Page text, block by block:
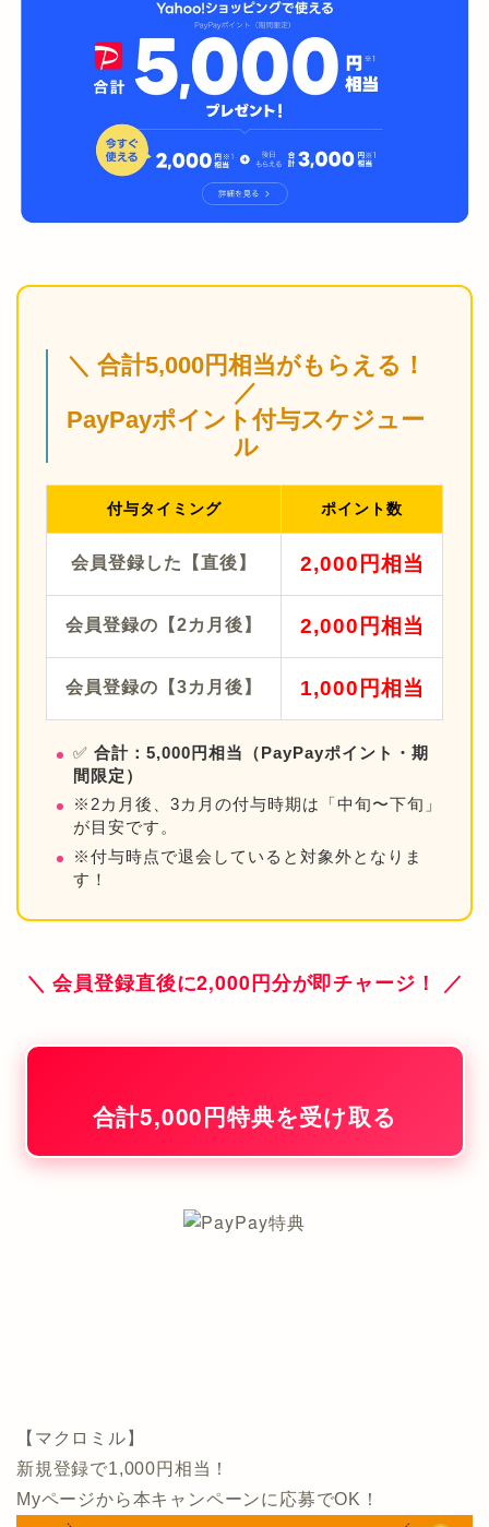
＼ 合計5,000円相当がもらえる！
／
PayPayポイント付与スケジュー
ル
付与タイミング ポイント数
会員登録した【直後】 2,000円相当
会員登録の【2カ月後】 2,000円相当
会員登録の【3カ月後】 1,000円相当
✅ 合計：5,000円相当（PayPayポイント・期
間限定）
※2カ月後、3カ月の付与時期は「中旬〜下旬」
が目安です。
※付与時点で退会していると対象外となりま
す！
＼ 会員登録直後に2,000円分が即チャージ！ ／
合計5,000円特典を受け取る
【マクロミル】
新規登録で1,000円相当！
Myページから本キャンペーンに応募でOK！